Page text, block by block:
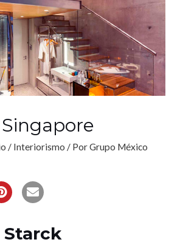
/ Interiorismo / PorGrupo México